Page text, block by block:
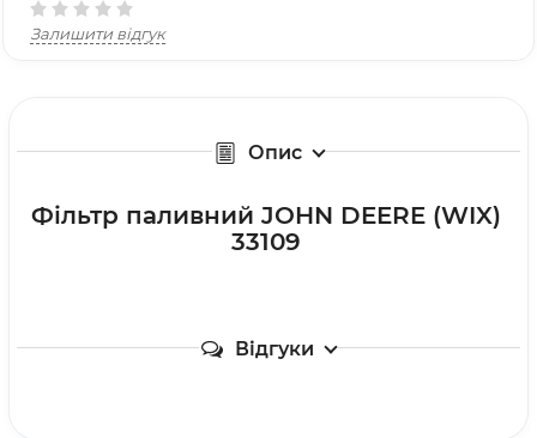
Залишити відгук
Опис
Фільтр паливний JOHN DEERE (WIX)
33109
Відгуки